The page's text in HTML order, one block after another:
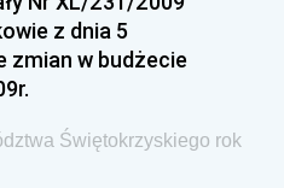
Aktywów Państwowych
Zdrowia
Środowiska i Głównego
z dnia 5
zmian w budżecie
Świętokrzyskiego rok